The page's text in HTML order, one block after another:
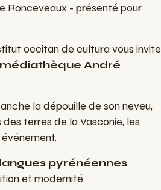
Ronceveaux - présenté pour
occitan de cultura vous invite
médiathèque André
la dépouille de son neveu,
terres de la Vasconie, les
langues pyrénéennes
et modernité.